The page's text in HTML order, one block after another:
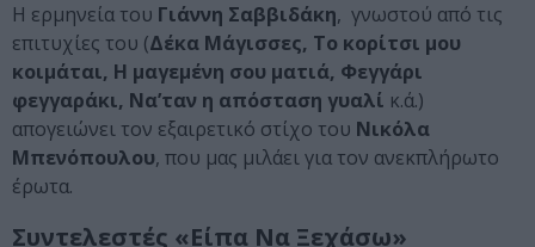
Η ερμηνεία του Γιάννη Σαββιδάκη, γνωστού από τις
επιτυχίες του (Δέκα Μάγισσες, Το κορίτσι μου
κοιμάται, Η μαγεμένη σου ματιά, Φεγγάρι
φεγγαράκι, Να’ταν η απόσταση γυαλί κ.ά.)
απογειώνει τον εξαιρετικό στίχο του Νικόλα
Μπενόπουλου, που μας μιλάει για τον ανεκπλήρωτο
έρωτα.
Συντελεστές «Είπα Να Ξεχάσω»